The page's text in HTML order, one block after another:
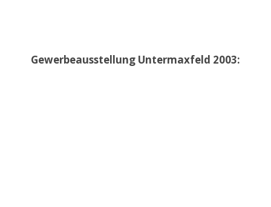
Gewerbeausstellung Untermaxfeld 2003: